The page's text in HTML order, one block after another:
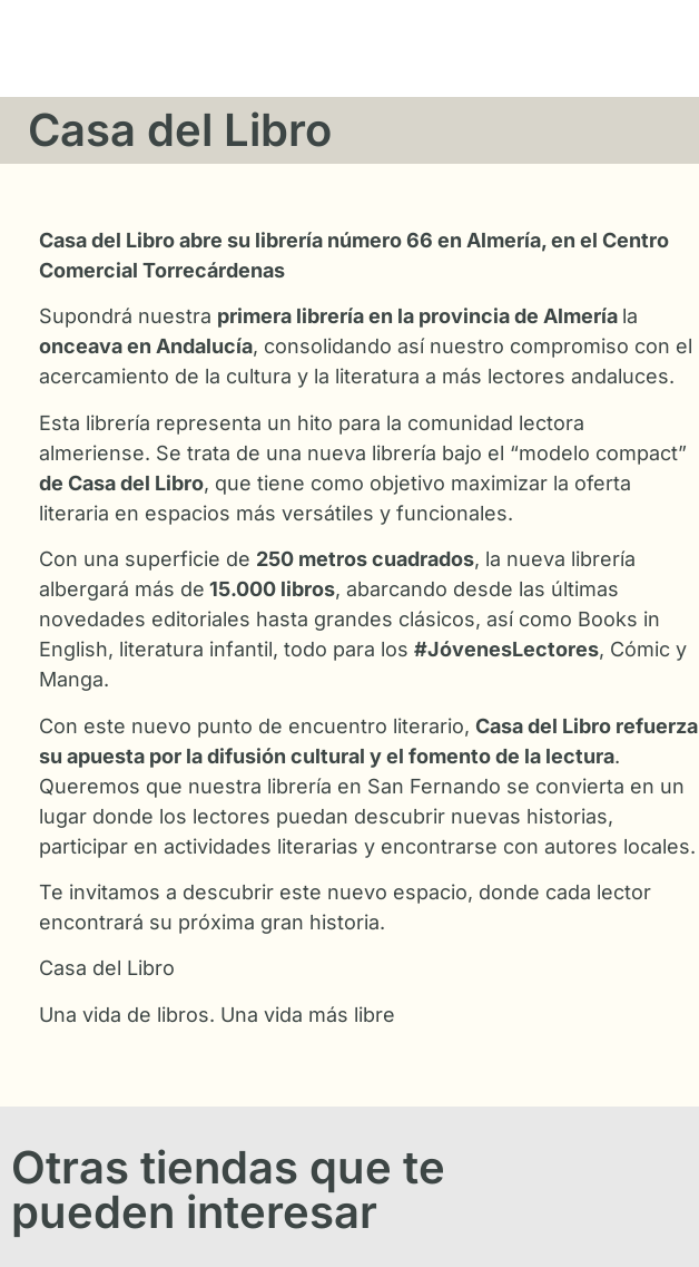
Casa del Libro
Casa del Libro abre su librería número 66 en Almería, en el Centro
Comercial Torrecárdenas
Supondrá nuestra primera librería en la provincia de Almería la
onceava en Andalucía, consolidando así nuestro compromiso con el
acercamiento de la cultura y la literatura a más lectores andaluces.
Esta librería representa un hito para la comunidad lectora
almeriense. Se trata de una nueva librería bajo el “modelo compact”
de Casa del Libro, que tiene como objetivo maximizar la oferta
literaria en espacios más versátiles y funcionales.
Con una superficie de 250 metros cuadrados, la nueva librería
albergará más de 15.000 libros, abarcando desde las últimas
novedades editoriales hasta grandes clásicos, así como Books in
English, literatura infantil, todo para los #JóvenesLectores, Cómic y
Manga.
Con este nuevo punto de encuentro literario, Casa del Libro refuerza
su apuesta por la difusión cultural y el fomento de la lectura.
Queremos que nuestra librería en San Fernando se convierta en un
lugar donde los lectores puedan descubrir nuevas historias,
participar en actividades literarias y encontrarse con autores locales.
Te invitamos a descubrir este nuevo espacio, donde cada lector
encontrará su próxima gran historia.
Casa del Libro
Una vida de libros. Una vida más libre
Otras tiendas que te
pueden interesar